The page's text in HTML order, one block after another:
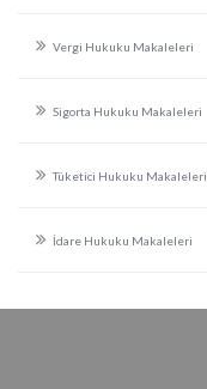
Vergi Hukuku Makaleleri
Sigorta Hukuku Makaleleri
Tüketici Hukuku Makaleleri
İdare Hukuku Makaleleri